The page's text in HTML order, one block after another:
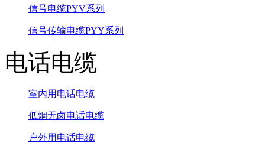
信号电缆PYV系列
信号传输电缆PYY系列
电话电缆
室内用电话电缆
低烟无卤电话电缆
户外用电话电缆